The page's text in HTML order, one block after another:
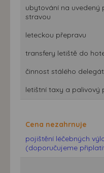
ubytování na uvedený
stravou
leteckou přepravu
transfery letiště do
činnost stálého
letištní taxy a palivový
Cena nezahrnuje
pojištění léčebných
(doporučujeme